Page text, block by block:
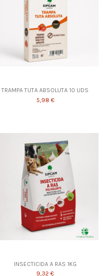
TRAMPA TUTA ABSOLUTA 10 UDS
5,98 €
INSECTICIDA A RAS 1KG
9,32 €